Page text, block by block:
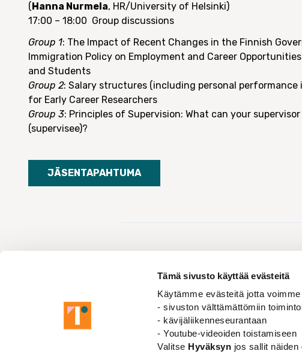
Tämä sivusto käyttää evästeitä
Käytämme evästeitä jotta
- sivuston välttämättömiin
- kävijäliikenneseurantaan
- Youtube-videoiden toistamiseen
Valitse Hyväksyn jos sallit
( Hanna Nurmela, HR/University of Helsinki)
17:00 – 18:00 Group discussions
Group 1: The Impact of Recent Changes in the Finnish
Immigration Policy on Employment and Career
and Students
Group 2: Salary structures (including personal performance
for Early Career Researchers
Group 3: Principles of Supervision: What can your
(supervisee)?
JÄSENTAPAHTUMA
Tapahtumat HUART’s Academic Self Defence Event, Fall 2024